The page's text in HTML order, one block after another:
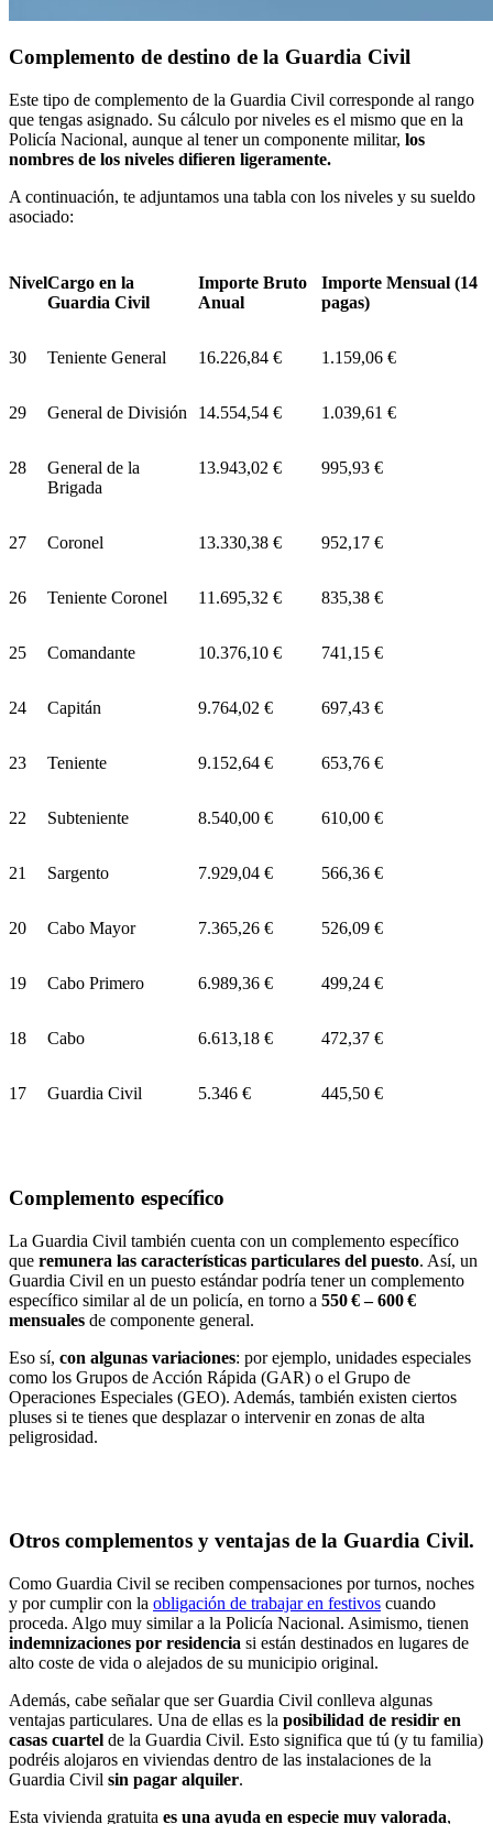
Complemento de destino de la Guardia Civil
Este tipo de complemento de la Guardia Civil corresponde al rango
que tengas asignado. Su cálculo por niveles es el mismo que en la
Policía Nacional, aunque al tener un componente militar, los
nombres de los niveles difieren ligeramente.
A continuación, te adjuntamos una tabla con los niveles y su sueldo
asociado:
NivelCargo en la
Guardia Civil
Importe Bruto
Anual
Importe Mensual (14
pagas)
30 Teniente General 16.226,84 € 1.159,06 €
29 General de División 14.554,54 € 1.039,61 €
28
General de la
Brigada
13.943,02 € 995,93 €
27 Coronel 13.330,38 € 952,17 €
26 Teniente Coronel 11.695,32 € 835,38 €
25 Comandante 10.376,10 € 741,15 €
24 Capitán 9.764,02 € 697,43 €
23 Teniente 9.152,64 € 653,76 €
22 Subteniente 8.540,00 € 610,00 €
21 Sargento 7.929,04 € 566,36 €
20 Cabo Mayor 7.365,26 € 526,09 €
19 Cabo Primero 6.989,36 € 499,24 €
18 Cabo 6.613,18 € 472,37 €
17 Guardia Civil 5.346 € 445,50 €
Complemento específico
La Guardia Civil también cuenta con un complemento específico
que remunera las características particulares del puesto. Así, un
Guardia Civil en un puesto estándar podría tener un complemento
específico similar al de un policía, en torno a 550 € – 600 €
mensuales de componente general.
Eso sí, con algunas variaciones: por ejemplo, unidades especiales
como los Grupos de Acción Rápida (GAR) o el Grupo de
Operaciones Especiales (GEO). Además, también existen ciertos
pluses si te tienes que desplazar o intervenir en zonas de alta
peligrosidad.
Otros complementos y ventajas de la Guardia Civil.
Como Guardia Civil se reciben compensaciones por turnos, noches
y por cumplir con la obligación de trabajar en festivos cuando
proceda. Algo muy similar a la Policía Nacional. Asimismo, tienen
indemnizaciones por residencia si están destinados en lugares de
alto coste de vida o alejados de su municipio original.
Además, cabe señalar que ser Guardia Civil conlleva algunas
ventajas particulares. Una de ellas es la posibilidad de residir en
casas cuartel de la Guardia Civil. Esto significa que tú (y tu familia)
podréis alojaros en viviendas dentro de las instalaciones de la
Guardia Civil sin pagar alquiler.
Esta vivienda gratuita es una ayuda en especie muy valorada,